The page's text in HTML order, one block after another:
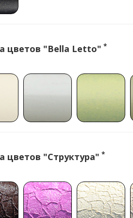
цветов "Bella Letto" *
цветов "Структура" *